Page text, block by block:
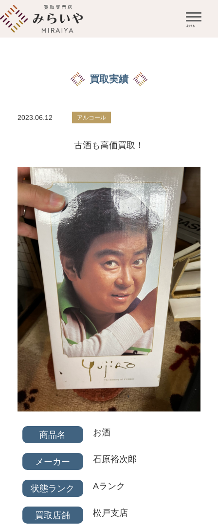
買取実績
2023.06.12 アルコール
古酒も高価買取！
商品名 お酒
メーカー 石原裕次郎
状態ランク Aランク
買取店舗 松戸支店